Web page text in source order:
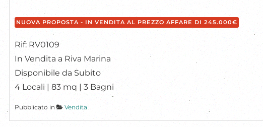
NUOVA PROPOSTA - IN VENDITA AL PREZZO AFFARE DI 245.000€
Rif: RV0109
In Vendita a Riva Marina
Disponibile da Subito
4 Locali | 83 mq | 3 Bagni
Pubblicato in Vendita